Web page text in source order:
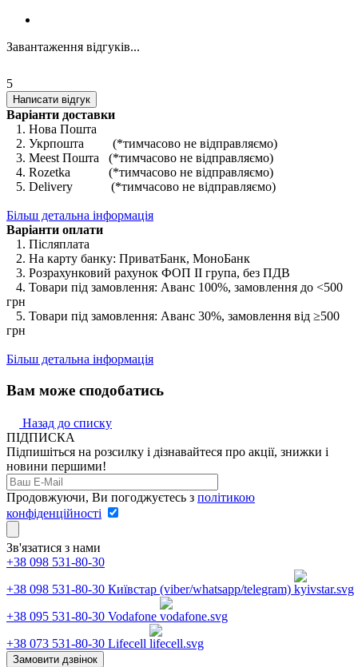
Завантаження відгуків...
5
Написати відгук
Варіанти доставки
1. Нова Пошта
2. Укрпошта (*тимчасово не відправляємо)
3. Meest Пошта (*тимчасово не відправляємо)
4. Rozetka (*тимчасово не відправляємо)
5. Delivery (*тимчасово не відправляємо)
Більш детальна інформація
Варіанти оплати
1. Післяплата
2. На карту банку: ПриватБанк, МоноБанк
3. Розрахунковий рахунок ФОП II група, без ПДВ
4. Товари під замовлення: Аванс 100%, замовлення до <500
грн
5. Товари під замовлення: Аванс 30%, замовлення від ≥500
грн
Більш детальна інформація
Вам може сподобатись
Назад до списку
ПІДПИСКА
Підпишіться на розсилку і дізнавайтеся про акції, знижки і
новини першими!
Продовжуючи, Ви погоджуєтесь з політикою
конфіденційності
Зв'язатися з нами
+38 098 531-80-30
+38 098 531-80-30 Київстар (viber/whatsapp/telegram)
+38 095 531-80-30 Vodafone
+38 073 531-80-30 Lifecell
Замовити дзвінок